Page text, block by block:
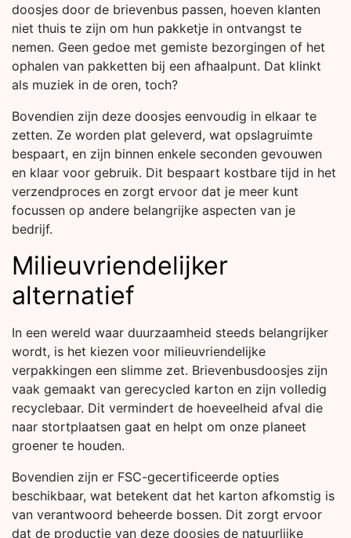
doosjes door de brievenbus passen, hoeven klanten
niet thuis te zijn om hun pakketje in ontvangst te
nemen. Geen gedoe met gemiste bezorgingen of het
ophalen van pakketten bij een afhaalpunt. Dat klinkt
als muziek in de oren, toch?
Bovendien zijn deze doosjes eenvoudig in elkaar te
zetten. Ze worden plat geleverd, wat opslagruimte
bespaart, en zijn binnen enkele seconden gevouwen
en klaar voor gebruik. Dit bespaart kostbare tijd in het
verzendproces en zorgt ervoor dat je meer kunt
focussen op andere belangrijke aspecten van je
bedrijf.
Milieuvriendelijker
alternatief
In een wereld waar duurzaamheid steeds belangrijker
wordt, is het kiezen voor milieuvriendelijke
verpakkingen een slimme zet. Brievenbusdoosjes zijn
vaak gemaakt van gerecycled karton en zijn volledig
recyclebaar. Dit vermindert de hoeveelheid afval die
naar stortplaatsen gaat en helpt om onze planeet
groener te houden.
Bovendien zijn er FSC-gecertificeerde opties
beschikbaar, wat betekent dat het karton afkomstig is
van verantwoord beheerde bossen. Dit zorgt ervoor
dat de productie van deze doosjes de natuurlijke